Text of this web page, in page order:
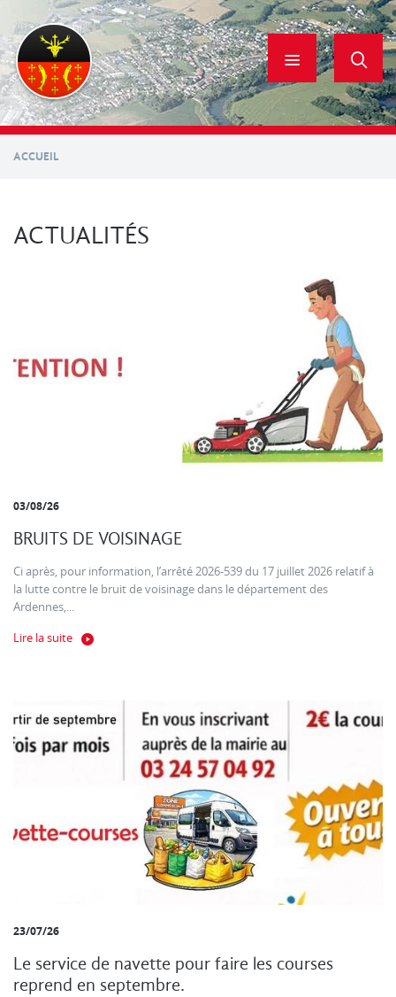
contenu
principal
ACCUEIL
ACTUALITÉS
03/08/26
BRUITS DE VOISINAGE
Ci après, pour information, l’arrêté 2026-539 du 17 juillet 2026 relatif à
la lutte contre le bruit de voisinage dans le département des
Ardennes,...
Lire la suite
23/07/26
Le service de navette pour faire les courses
reprend en septembre.